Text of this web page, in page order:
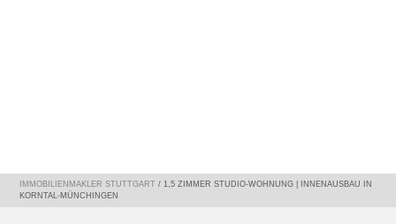
IMMOBILIENMAKLER STUTTGART / 1,5 ZIMMER STUDIO-WOHNUNG | INNENAUSBAU IN
KORNTAL-MÜNCHINGEN